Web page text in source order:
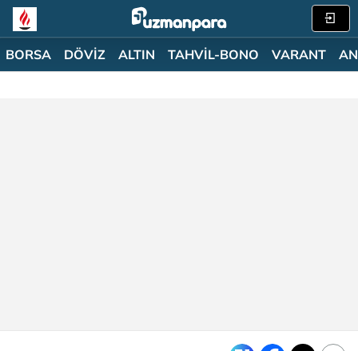
BORSA DÖVİZ ALTIN TAHVİL-BONO VARANT